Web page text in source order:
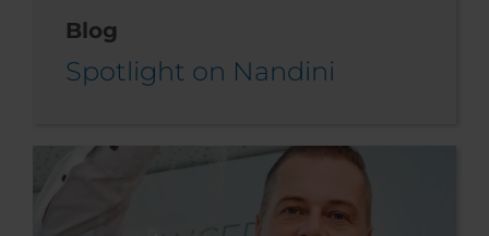
Blog
Spotlight on Nandini